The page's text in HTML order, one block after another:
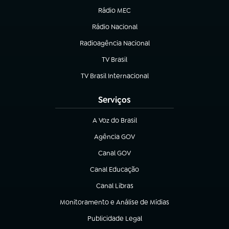
Rádio MEC
(abre em nova aba)
Rádio Nacional
Radioagência Nacional
(abre em nova aba)
TV Brasil
(abre em nova aba)
TV Brasil Internacional
(abre em nova aba)
Serviços
A Voz do Brasil
(abre em nova aba)
Agência GOV
(abre em nova aba)
Canal GOV
(abre em nova aba)
Canal Educação
(abre em nova aba)
Canal Libras
(abre em nova aba)
Monitoramento e Análise de Mídias
(abre em nova aba)
Publicidade Legal
(abre em nova aba)